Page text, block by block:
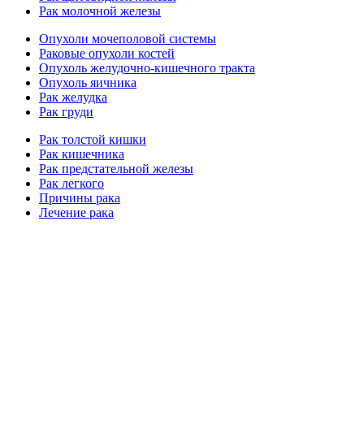
Рак молочной железы
Опухоли мочеполовой системы
Раковые опухоли костей
Опухоль желудочно-кишечного тракта
Опухоль яичника
Рак желудка
Рак груди
Рак толстой кишки
Рак кишечника
Рак предстательной железы
Рак легкого
Причины рака
Лечение рака